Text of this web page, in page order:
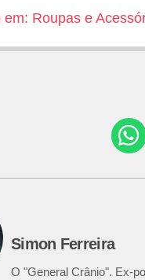
em: Roupas e
Simon Ferreira
O "General Crânio". Ex-